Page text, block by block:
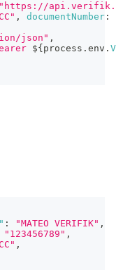
"https://
, documentNumber :
json" ,
${ process . env .
: "MATEO VERIFIK" ,
"123456789" ,
,